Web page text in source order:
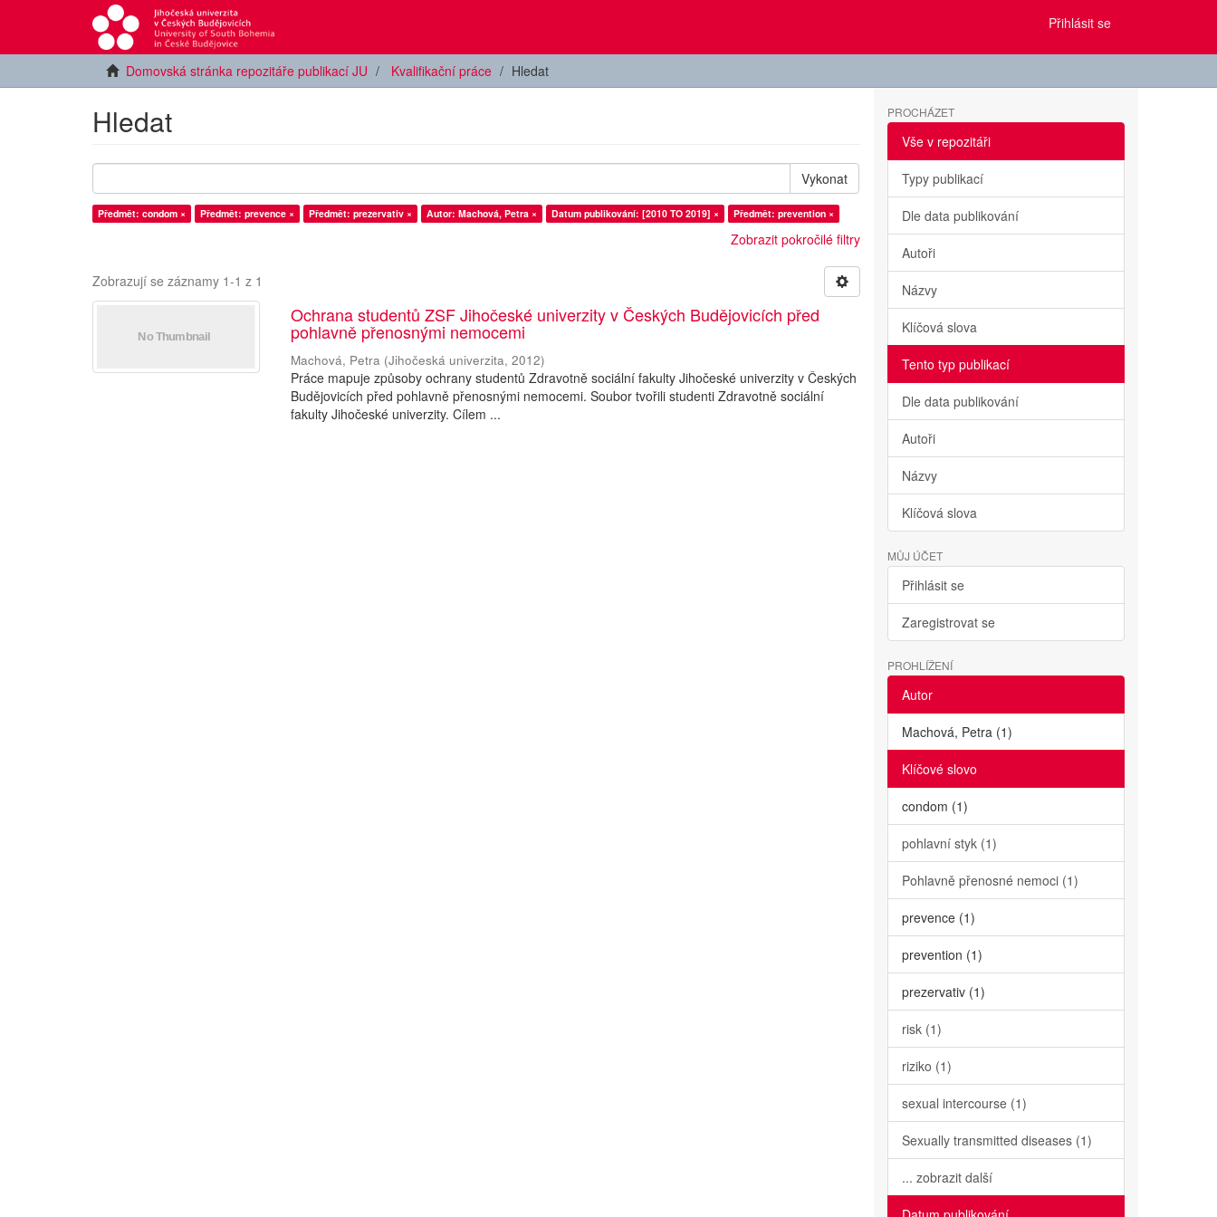
Přihlásit se
Domovská stránka repozitáře publikací JU Kvalifikační práce Hledat
Hledat
Vykonat
Předmět: condom × Předmět: prevence × Předmět: prezervativ × Autor: Machová, Petra × Datum publikování: [2010 TO 2019] × Předmět: prevention ×
Zobrazit pokročilé filtry
Zobrazují se záznamy 1-1 z 1
Ochrana studentů ZSF Jihočeské univerzity v Českých Budějovicích před
pohlavně přenosnými nemocemi
Machová, Petra (Jihočeská univerzita,2012)
Práce mapuje způsoby ochrany studentů Zdravotně sociální fakulty Jihočeské univerzity v Českých
Budějovicích před pohlavně přenosnými nemocemi. Soubor tvořili studenti Zdravotně sociální
fakulty Jihočeské univerzity. Cílem ...
PROCHÁZET
Vše v repozitáři
Typy publikací
Dle data publikování
Autoři
Názvy
Klíčová slova
Tento typ publikací
Dle data publikování
Autoři
Názvy
Klíčová slova
MŮJ ÚČET
Přihlásit se
Zaregistrovat se
PROHLÍŽENÍ
Autor
Machová, Petra (1)
Klíčové slovo
condom (1)
pohlavní styk (1)
Pohlavně přenosné nemoci (1)
prevence (1)
prevention (1)
prezervativ (1)
risk (1)
riziko (1)
sexual intercourse (1)
Sexually transmitted diseases (1)
... zobrazit další